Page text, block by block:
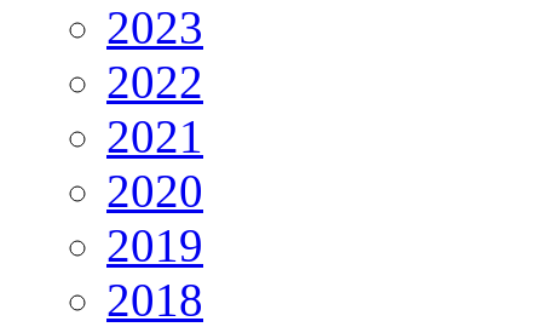
2023
2022
2021
2020
2019
2018